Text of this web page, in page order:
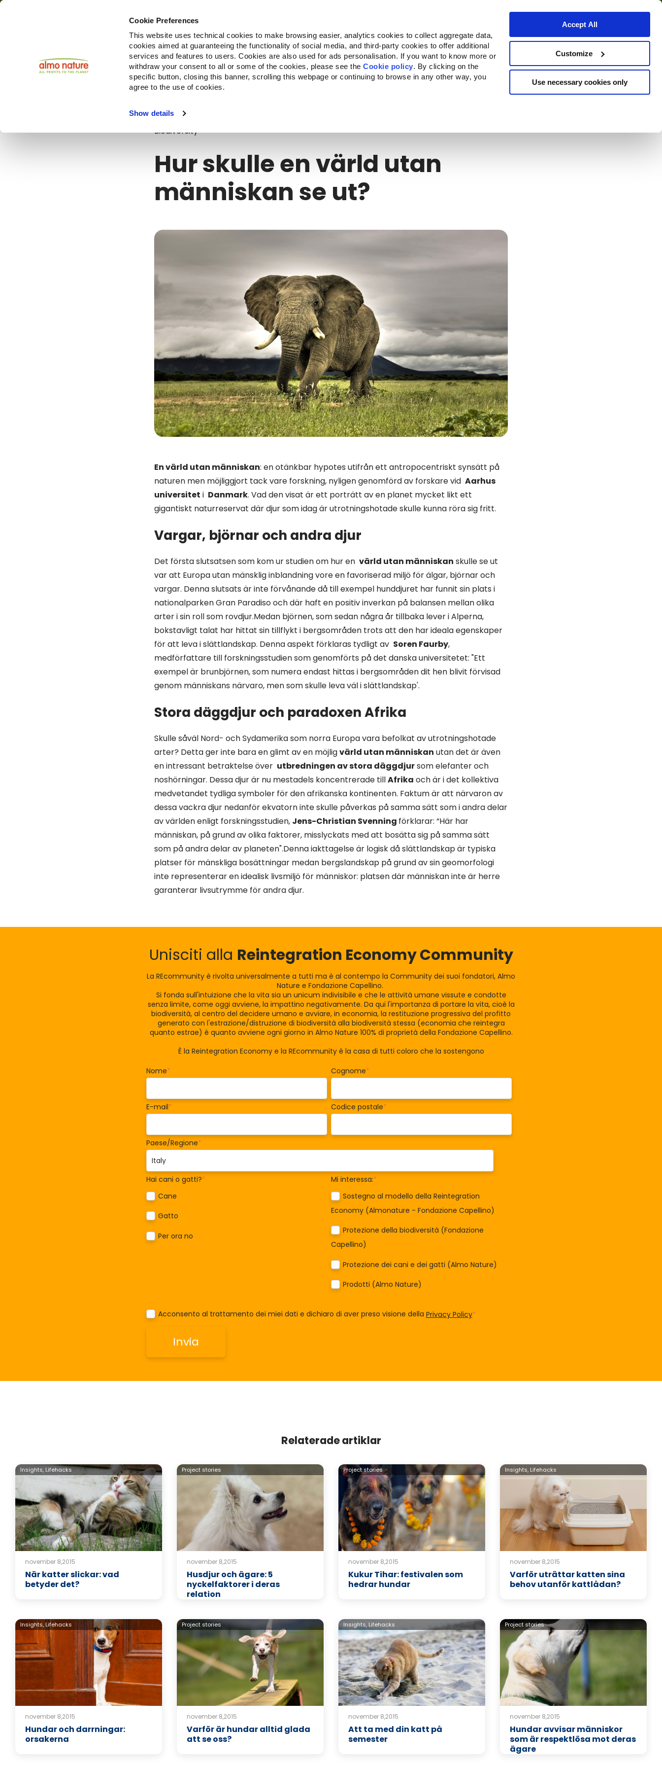
Cookie Preferences
This website uses technical cookies to make browsing easier, analytics cookies to collect aggregate data,
cookies aimed at guaranteeing the functionality of social media, and third-party cookies to offer additional
services and features to users. Cookies are also used for ads personalisation. If you want to know more or
withdraw your consent to all or some of the cookies, please see theCookie policy. By clicking on the
specific button, closing this banner, scrolling this webpage or continuing to browse in any other way, you
agree to the use of cookies.
Show details
Accept All
Customize
Use necessary cookies only
Products Companion for Life Call for Projects About us Where to buy
Biodiversity
Hur skulle en värld utan
människan se ut?
En värld utan människan: en otänkbar hypotes utifrån ett antropocentriskt synsätt på
naturen men möjliggjort tack vare forskning, nyligen genomförd av forskare vid Aarhus
universitet i Danmark. Vad den visat är ett porträtt av en planet mycket likt ett
gigantiskt naturreservat där djur som idag är utrotningshotade skulle kunna röra sig fritt.
Vargar, björnar och andra djur
Det första slutsatsen som kom ur studien om hur en värld utan människan skulle se ut
var att Europa utan mänsklig inblandning vore en favoriserad miljö för älgar, björnar och
vargar. Denna slutsats är inte förvånande då till exempel hunddjuret har funnit sin plats i
nationalparken Gran Paradiso och där haft en positiv inverkan på balansen mellan olika
arter i sin roll som rovdjur.Medan björnen, som sedan några år tillbaka lever i Alperna,
bokstavligt talat har hittat sin tillflykt i bergsområden trots att den har ideala egenskaper
för att leva i slättlandskap. Denna aspekt förklaras tydligt av Soren Faurby,
medförfattare till forskningsstudien som genomförts på det danska universitetet: "Ett
exempel är brunbjörnen, som numera endast hittas i bergsområden dit hen blivit förvisad
genom människans närvaro, men som skulle leva väl i slättlandskap'.
Stora däggdjur och paradoxen Afrika
Skulle såväl Nord- och Sydamerika som norra Europa vara befolkat av utrotningshotade
arter? Detta ger inte bara en glimt av en möjligvärld utan människan utan det är även
en intressant betraktelse över utbredningen av stora däggdjursom elefanter och
noshörningar. Dessa djur är nu mestadels koncentrerade tillAfrika och är i det kollektiva
medvetandet tydliga symboler för den afrikanska kontinenten. Faktum är att närvaron av
dessa vackra djur nedanför ekvatorn inte skulle påverkas på samma sätt som i andra delar
av världen enligt forskningsstudien, Jens-Christian Svenning förklarar: “Här har
människan, på grund av olika faktorer, misslyckats med att bosätta sig på samma sätt
som på andra delar av planeten".Denna iakttagelse är logisk då slättlandskap är typiska
platser för mänskliga bosättningar medan bergslandskap på grund av sin geomorfologi
inte representerar en idealisk livsmiljö för människor: platsen där människan inte är herre
garanterar livsutrymme för andra djur.
Unisciti alla Reintegration Economy Community
La REcommunity è rivolta universalmente a tutti ma è al contempo la Community dei suoi fondatori, Almo
Nature e Fondazione Capellino.
Si fonda sull'intuizione che la vita sia un unicum indivisibile e che le attività umane vissute e condotte
senza limite, come oggi avviene, la impattino negativamente. Da qui l'importanza di portare la vita, cioè la
biodiversità, al centro del decidere umano e avviare, in economia, la restituzione progressiva del profitto
generato con l'estrazione/distruzione di biodiversità alla biodiversità stessa (economia che reintegra
quanto estrae) è quanto avviene ogni giorno in Almo Nature 100% di proprietà della Fondazione Capellino.
È la Reintegration Economy e la REcommunity è la casa di tutti coloro che la sostengono
Nome* Cognome*
E-mail* Codice postale*
Paese/Regione*
Hai cani o gatti?*
Cane
Gatto
Per ora no
Mi interessa:*
Sostegno al modello della Reintegration
Economy (Almonature - Fondazione Capellino)
Protezione della biodiversità (Fondazione
Capellino)
Protezione dei cani e dei gatti (Almo Nature)
Prodotti (Almo Nature)
Acconsento al trattamento dei miei dati e dichiaro di aver preso visione della Privacy Policy*
Relaterade artiklar
Insights, Lifehacks
november 8,2015
När katter slickar: vad
betyder det?
Project stories
november 8,2015
Husdjur och ägare: 5
nyckelfaktorer i deras
relation
Project stories
november 8,2015
Kukur Tihar: festivalen som
hedrar hundar
Insights, Lifehacks
november 8,2015
Varför uträttar katten sina
behov utanför kattlådan?
Insights,Lifehacks
november 8,2015
Hundar och darrningar:
orsakerna
Project stories
november 8,2015
Varför är hundar alltid glada
att se oss?
Insights, Lifehacks
november 8,2015
Att ta med din katt på
semester
Project stories
november 8,2015
Hundar avvisar människor
som är respektlösa mot deras
ägare